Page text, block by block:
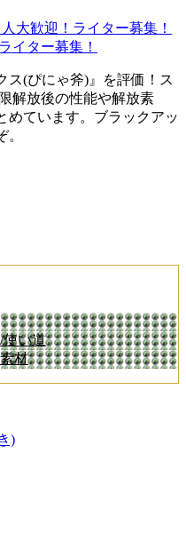
大歓迎！ライター募集！
イター募集！
ス(ぴにゃ斧)』を評価！ス
解放後の性能や解放素
めています。ブラックアッ
使い道
材
)